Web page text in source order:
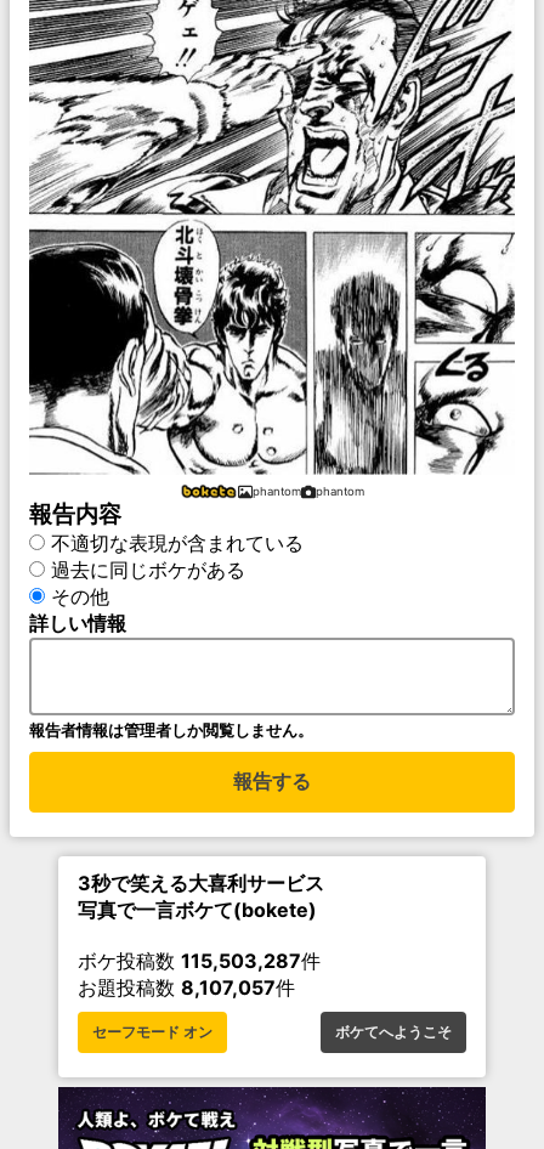
phantom phantom
報告内容
不適切な表現が含まれている
過去に同じボケがある
その他
詳しい情報
報告者情報は管理者しか閲覧しません。
報告する
3秒で笑える大喜利サービス
写真で一言ボケて(bokete)
ボケ投稿数 115,503,287件
お題投稿数 8,107,057件
セーフモード オン ボケてへようこそ